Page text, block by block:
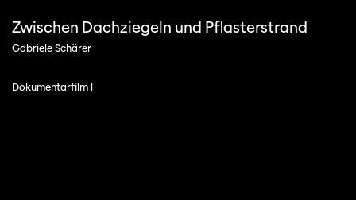
Zwischen Dachziegeln und Pflasterstrand
Gabriele Schärer
Dokumentarfilm |